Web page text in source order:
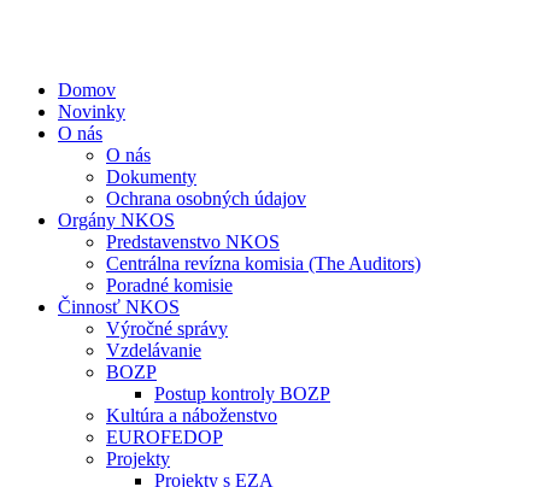
Domov
Novinky
O nás
O nás
Dokumenty
Ochrana osobných údajov
Orgány NKOS
Predstavenstvo NKOS
Centrálna revízna komisia (The Auditors)
Poradné komisie
Činnosť NKOS
Výročné správy
Vzdelávanie
BOZP
Postup kontroly BOZP
Kultúra a náboženstvo
EUROFEDOP
Projekty
Projekty s EZA